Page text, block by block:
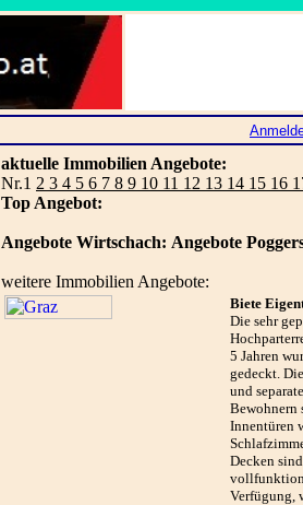
aktuelle Immobilien Angebote:
Nr.1 2 3 4 5 6 7 8 9 10 11 12 13 14 15 16
Top Angebot:
Angebote Wirtschach: Angebote
weitere Immobilien Angebote:
Biete
Die sehr
5 Jahren
gedeckt.
und
Bewohnern
Innentüren
Decken
Verfügung,